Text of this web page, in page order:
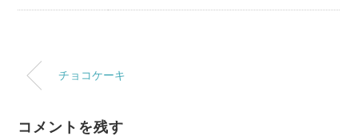
チョコケーキ
コメントを残す